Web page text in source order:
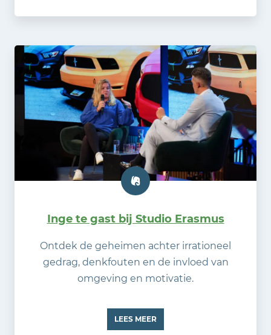
Inge te gast bij Studio Erasmus
Ontdek de geheimen achter irrationeel
gedrag, denkfouten en de invloed van
omgeving en motivatie.
LEES MEER